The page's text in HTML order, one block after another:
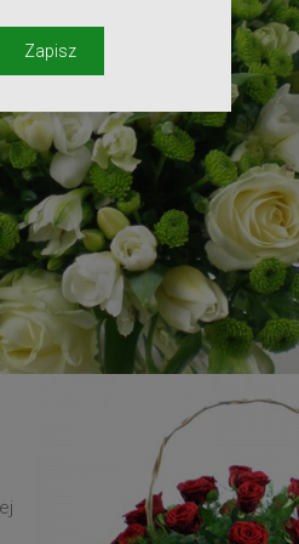
Zapisz